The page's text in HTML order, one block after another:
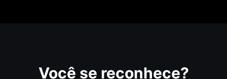
Você se reconhece?